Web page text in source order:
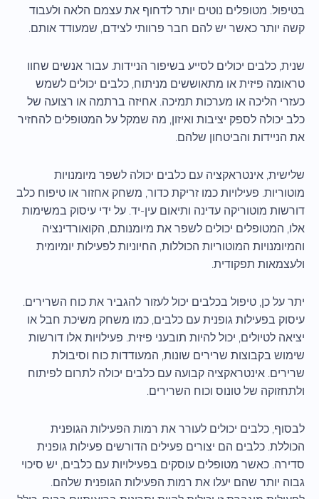
בטיפול. מטופלים נוטים יותר לדחוף את עצמם הלאה ולעבוד
קשה יותר כאשר יש להם חבר פרוותי לצידם, שמעודד אותם.
שנית, כלבים יכולים לסייע בשיפור הניידות. עבור אנשים שחוו
טראומה פיזית או מתאוששים מניתוח, כלבים יכולים לשמש
כעזרי הליכה או מערכות תמיכה. אחיזה ברתמה או רצועה של
כלב יכולה לספק יציבות ואיזון, מה שמקל על המטופלים להחזיר
את הניידות והביטחון שלהם.
שלישית, אינטראקציה עם כלבים יכולה לשפר מיומנויות
מוטוריות. פעילויות כמו זריקת כדור, משחק אחזור או טיפוח כלב
דורשות מוטוריקה עדינה ותיאום עין-יד. על ידי עיסוק במשימות
אלו, המטופלים יכולים לשפר את מיומנותם, הקואורדינציה
והמיומנויות המוטוריות הכוללות, החיוניות לפעילות יומיומית
ולעצמאות תפקודית.
יתר על כן, טיפול בכלבים יכול לעזור להגביר את כוח השרירים.
עיסוק בפעילות גופנית עם כלבים, כמו משחק משיכת חבל או
יציאה לטיולים, יכול להיות תובעני פיזית. פעילויות אלו דורשות
שימוש בקבוצות שרירים שונות, המעודדות כוח וסיבולת
שרירים. אינטראקציה קבועה עם כלבים יכולה לתרום לפיתוח
ולתחזוקה של טונוס וכוח השרירים.
לבסוף, כלבים יכולים לעורר את רמות הפעילות הגופנית
הכוללת. כלבים הם יצורים פעילים הדורשים פעילות גופנית
סדירה. כאשר מטופלים עוסקים בפעילויות עם כלבים, יש סיכוי
גבוה יותר שהם יעלו את רמות הפעילות הגופנית שלהם.